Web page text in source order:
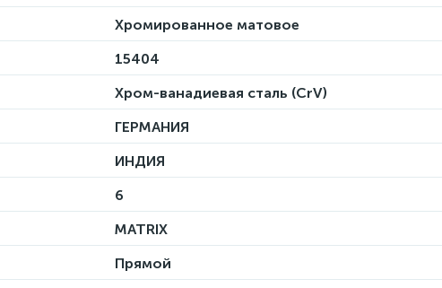
Хромированное матовое
15404
Хром-ванадиевая сталь (CrV)
ГЕРМАНИЯ
ИНДИЯ
6
MATRIX
Прямой